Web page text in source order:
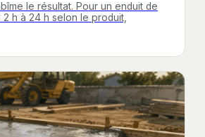
le résultat. Pour un enduit de
h à 24 h selon le produit,